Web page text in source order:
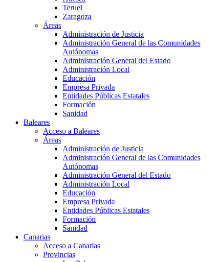
Teruel
Zaragoza
Áreas
Administración de Justicia
Administración General de las Comunidades
Autónomas
Administración General del Estado
Administración Local
Educación
Empresa Privada
Entidades Públicas Estatales
Formación
Sanidad
Baleares
Acceso a Baleares
Áreas
Administración de Justicia
Administración General de las Comunidades
Autónomas
Administración General del Estado
Administración Local
Educación
Empresa Privada
Entidades Públicas Estatales
Formación
Sanidad
Canarias
Acceso a Canarias
Provincias